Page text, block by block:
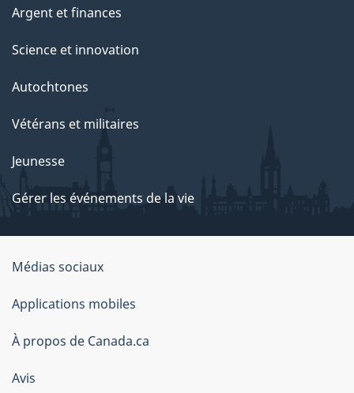
Argent et finances
Science et innovation
Autochtones
Vétérans et militaires
Jeunesse
Gérer les événements de la vie
Organisation
du
gouvernement
du
Canada
Médias sociaux
Applications mobiles
À propos de Canada.ca
Avis